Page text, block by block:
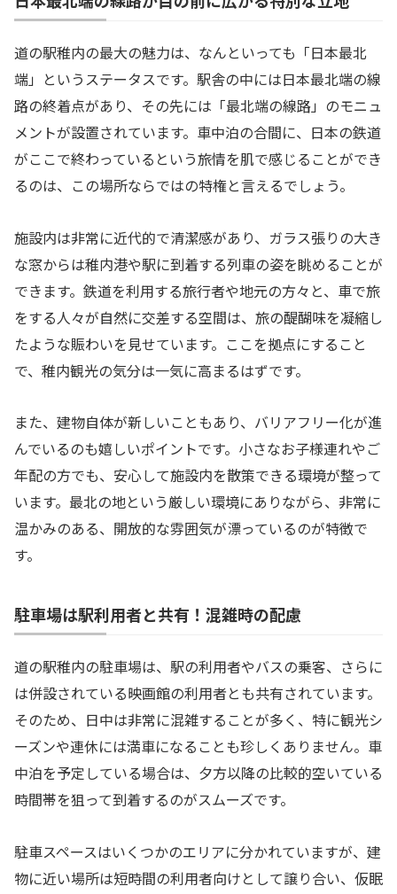
道の駅稚内の最大の魅力は、なんといっても「日本最北
端」というステータスです。駅舎の中には日本最北端の線
路の終着点があり、その先には「最北端の線路」のモニュ
メントが設置されています。車中泊の合間に、日本の鉄道
がここで終わっているという旅情を肌で感じることができ
るのは、この場所ならではの特権と言えるでしょう。
施設内は非常に近代的で清潔感があり、ガラス張りの大き
な窓からは稚内港や駅に到着する列車の姿を眺めることが
できます。鉄道を利用する旅行者や地元の方々と、車で旅
をする人々が自然に交差する空間は、旅の醍醐味を凝縮し
たような賑わいを見せています。ここを拠点にすること
で、稚内観光の気分は一気に高まるはずです。
また、建物自体が新しいこともあり、バリアフリー化が進
んでいるのも嬉しいポイントです。小さなお子様連れやご
年配の方でも、安心して施設内を散策できる環境が整って
います。最北の地という厳しい環境にありながら、非常に
温かみのある、開放的な雰囲気が漂っているのが特徴で
す。
駐車場は駅利用者と共有！混雑時の配慮
道の駅稚内の駐車場は、駅の利用者やバスの乗客、さらに
は併設されている映画館の利用者とも共有されています。
そのため、日中は非常に混雑することが多く、特に観光シ
ーズンや連休には満車になることも珍しくありません。車
中泊を予定している場合は、夕方以降の比較的空いている
時間帯を狙って到着するのがスムーズです。
駐車スペースはいくつかのエリアに分かれていますが、建
物に近い場所は短時間の利用者向けとして譲り合い、仮眠